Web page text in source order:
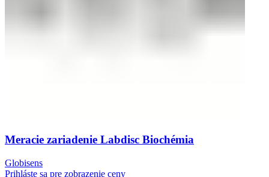
Meracie zariadenie Labdisc Biochémia
Globisens
Prihláste sa pre zobrazenie ceny